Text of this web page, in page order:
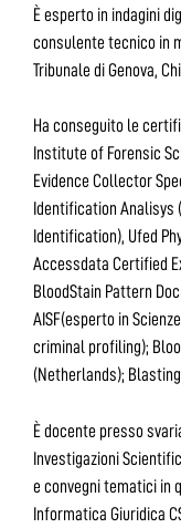
È esperto in indagini
consulente tecnico in
Tribunale di Genova,
Ha conseguito le
Institute of Forensic
Evidence Collector
Identification Analisys
Identification), Ufed
Accessdata Certified
BloodStain Pattern
AISF(esperto in
criminal profiling);
(Netherlands);
È docente presso
Investigazioni
e convegni tematici in
Informatica Giuridica